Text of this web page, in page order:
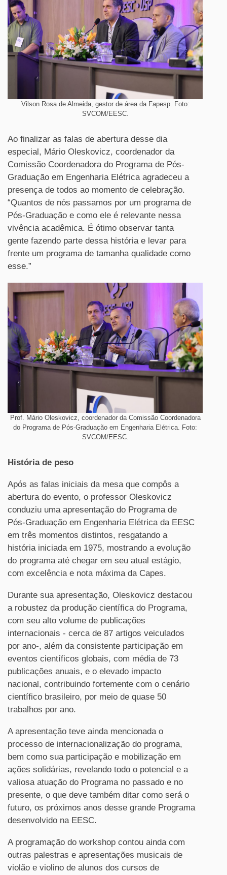
Vilson Rosa de Almeida, gestor de área da Fapesp. Foto:
SVCOM/EESC.
Ao finalizar as falas de abertura desse dia
especial, Mário Oleskovicz, coordenador da
Comissão Coordenadora do Programa de Pós-
Graduação em Engenharia Elétrica agradeceu a
presença de todos ao momento de celebração.
“Quantos de nós passamos por um programa de
Pós-Graduação e como ele é relevante nessa
vivência acadêmica. É ótimo observar tanta
gente fazendo parte dessa história e levar para
frente um programa de tamanha qualidade como
esse.”
Prof. Mário Oleskovicz, coordenador da Comissão Coordenadora
do Programa de Pós-Graduação em Engenharia Elétrica. Foto:
SVCOM/EESC.
História de peso
Após as falas iniciais da mesa que compôs a
abertura do evento, o professor Oleskovicz
conduziu uma apresentação do Programa de
Pós-Graduação em Engenharia Elétrica da EESC
em três momentos distintos, resgatando a
história iniciada em 1975, mostrando a evolução
do programa até chegar em seu atual estágio,
com excelência e nota máxima da Capes.
Durante sua apresentação, Oleskovicz destacou
a robustez da produção científica do Programa,
com seu alto volume de publicações
internacionais - cerca de 87 artigos veiculados
por ano-, além da consistente participação em
eventos científicos globais, com média de 73
publicações anuais, e o elevado impacto
nacional, contribuindo fortemente com o cenário
científico brasileiro, por meio de quase 50
trabalhos por ano.
A apresentação teve ainda mencionada o
processo de internacionalização do programa,
bem como sua participação e mobilização em
ações solidárias, revelando todo o potencial e a
valiosa atuação do Programa no passado e no
presente, o que deve também ditar como será o
futuro, os próximos anos desse grande Programa
desenvolvido na EESC.
A programação do workshop contou ainda com
outras palestras e apresentações musicais de
violão e violino de alunos dos cursos de